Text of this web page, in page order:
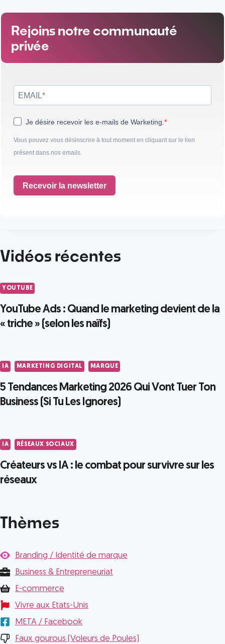
Rejoins notre communauté
privée
Je désire recevoir les e-mails de Warketing.
Vous pouvez vous désinscrire à tout moment en cliquant sur le lien
présent dans nos emails.
Recevoir la newsletter
Vidéos récentes
YOUTUBE
YouTube Ads : Quand le marketing devient de la
« triche » (selon les naïfs)
IA MARKETING DIGITAL MARQUE
5 Tendances Marketing 2026 Qui Vont Tuer Ton
Business (Si Tu Les Ignores)
IA RÉSEAUX SOCIAUX
Créateurs vs IA : le combat pour survivre sur les
réseaux
Thèmes
Branding / Identité de marque
Business & Entrepreneuriat
E-commerce
Vivre aux Etats-Unis
META / Facebook
Faux gourous (Voleurs de Poules)